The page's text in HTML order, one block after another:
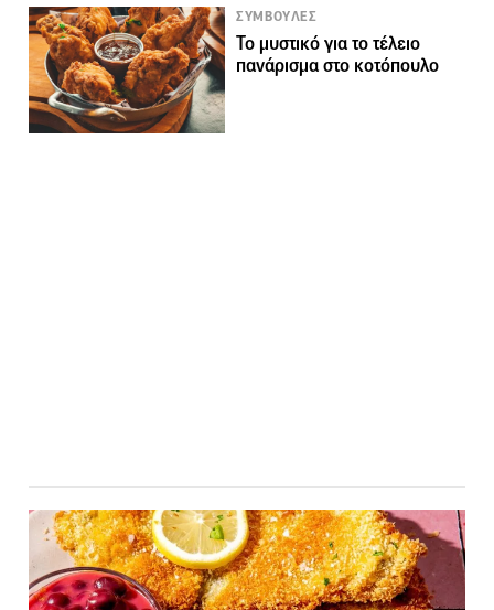
ΣΥΜΒΟΥΛΕΣ
Το μυστικό για το τέλειο
πανάρισμα στο κοτόπουλο